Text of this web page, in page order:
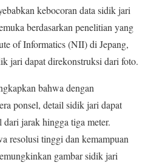
kebocoran data sidik jari
berdasarkan penelitian yang
of Informatics (NII) di Jepang,
jari dapat direkonstruksi dari foto.
bahwa dengan
ponsel, detail sidik jari dapat
jarak hingga tiga meter.
resolusi tinggi dan kemampuan
gambar sidik jari